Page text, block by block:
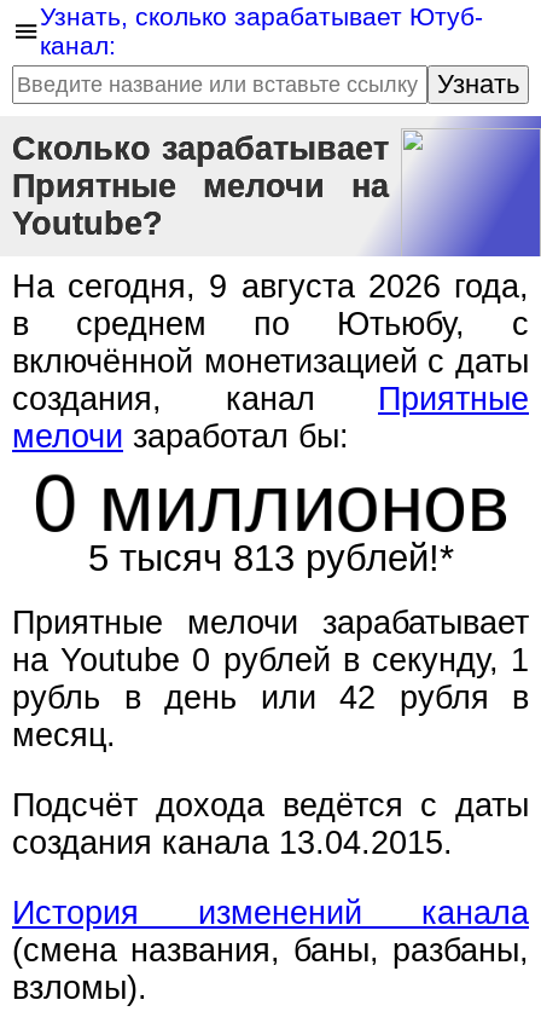
Узнать, сколько зарабатывает Ютуб-
канал:
Узнать
Сколько зарабатывает
Приятные мелочи на
Youtube?
На сегодня, 9 августа 2026 года,
в среднем по Ютьюбу, с
включённой монетизацией с даты
создания, канал Приятные
мелочи заработал бы:
0 миллионов
5 тысяч 813 рублей!*
Приятные мелочи зарабатывает
на Youtube 0 рублей в секунду, 1
рубль в день или 42 рубля в
месяц.
Подсчёт дохода ведётся с даты
создания канала 13.04.2015.
История изменений канала
(смена названия, баны, разбаны,
взломы).